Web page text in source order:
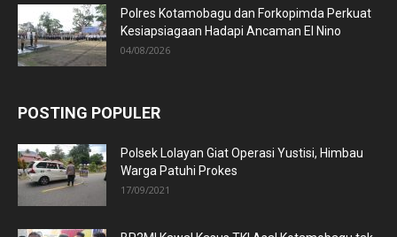
Polres Kotamobagu dan Forkopimda Perkuat
Kesiapsiagaan Hadapi Ancaman El Nino
04/08/2026
POSTING POPULER
Polsek Lolayan Giat Operasi Yustisi, Himbau
Warga Patuhi Prokes
17/09/2021